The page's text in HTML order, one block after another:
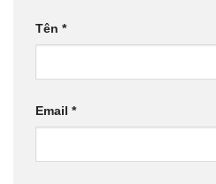
Tên *
Email *